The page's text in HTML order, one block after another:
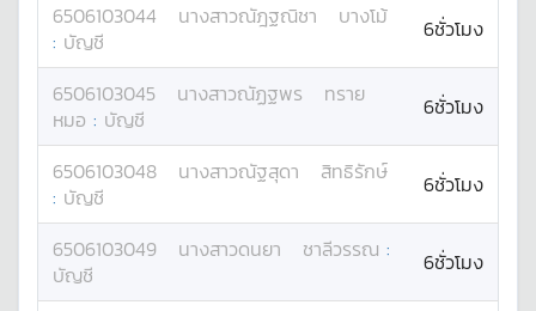
6506103044 นางสาวณัฎฐณิชา
บางโม้
: บัญชี 6ชั่วโมง
6506103045 นางสาวณัฏฐพร
ทราย
หมอ : บัญชี 6ชั่วโมง
6506103048 นางสาวณัฐสุดา
สิทธิรักษ์
: บัญชี 6ชั่วโมง
6506103049 นางสาวดนยา ชาลีวรรณ :
บัญชี
6ชั่วโมง